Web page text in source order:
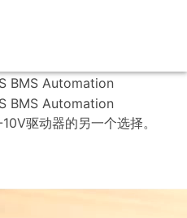
驱动器的另一个选择。